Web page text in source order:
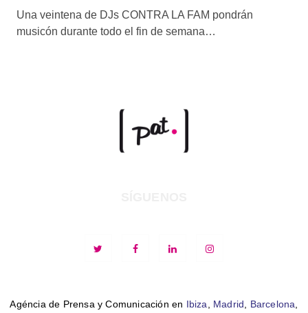
Una veintena de DJs CONTRA LA FAM pondrán
musicón durante todo el fin de semana…
Agéncia de Prensa y Comunicación en Ibiza, Madrid, Barcelona,